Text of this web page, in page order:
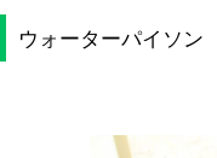
ウォーターパイソ